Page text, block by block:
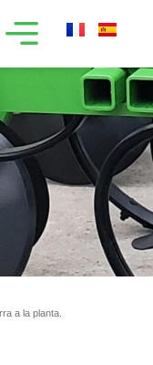
a la planta.